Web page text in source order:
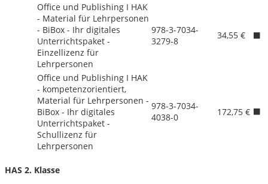
Office und Publishing I HAK
- Material für Lehrpersonen
- BiBox - Ihr digitales
Unterrichtspaket -
Einzellizenz für
Lehrpersonen
978-3-7034-
3279-8
34,55 €
Office und Publishing I HAK
- kompetenzorientiert,
Material für Lehrpersonen -
BiBox - Ihr digitales
Unterrichtspaket -
Schullizenz für
Lehrpersonen
978-3-7034-
4038-0
172,75 €
HAS 2. Klasse